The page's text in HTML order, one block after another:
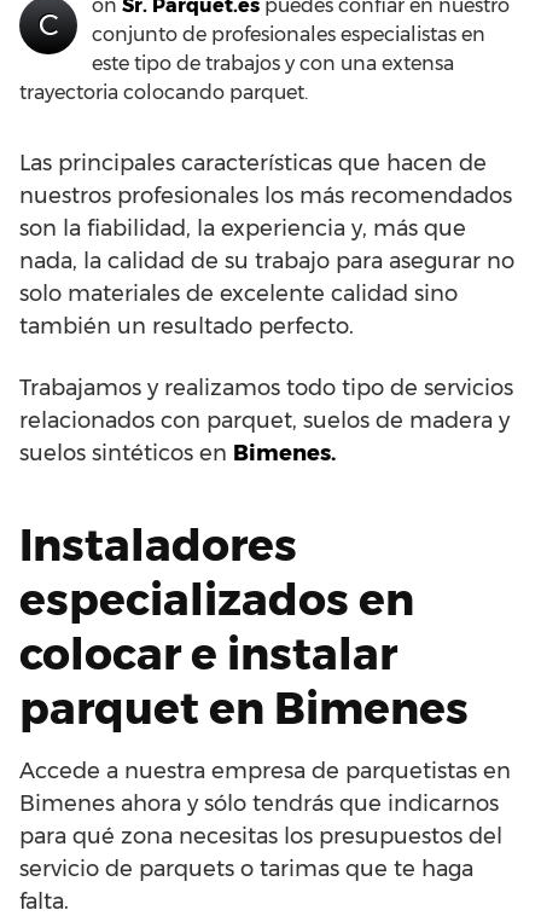
C
on Sr. Parquet.es puedes confiar en nuestro
conjunto de profesionales especialistas en
este tipo de trabajos y con una extensa
trayectoria colocando parquet.
Las principales características que hacen de
nuestros profesionales los más recomendados
son la fiabilidad, la experiencia y, más que
nada, la calidad de su trabajo para asegurar no
solo materiales de excelente calidad sino
también un resultado perfecto.
Trabajamos y realizamos todo tipo de servicios
relacionados con parquet, suelos de madera y
suelos sintéticos en Bimenes.
Instaladores
especializados en
colocar e instalar
parquet en Bimenes
Accede a nuestra empresa de parquetistas en
Bimenes ahora y sólo tendrás que indicarnos
para qué zona necesitas los presupuestos del
servicio de parquets o tarimas que te haga
falta.